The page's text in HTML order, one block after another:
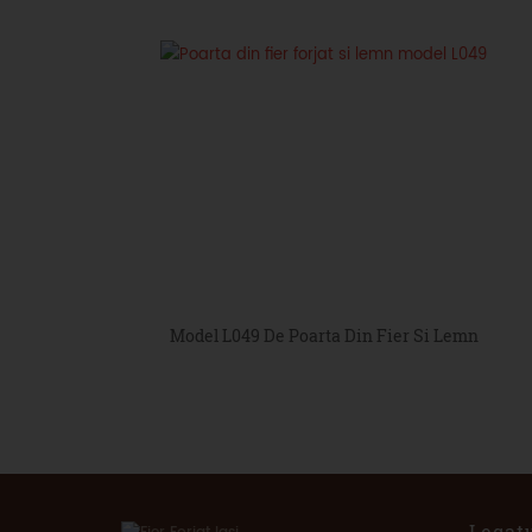
Model L049 De Poarta Din Fier Si Lemn